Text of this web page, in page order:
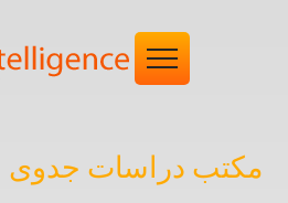
مكتب دراسات جدوى